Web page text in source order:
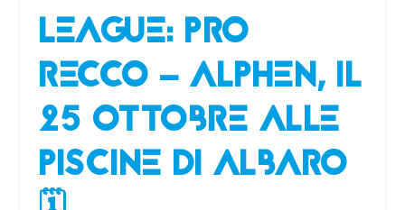
LEAGUE: PRO
RECCO – ALPHEN, IL
25 OTTOBRE ALLE
PISCINE DI ALBARO